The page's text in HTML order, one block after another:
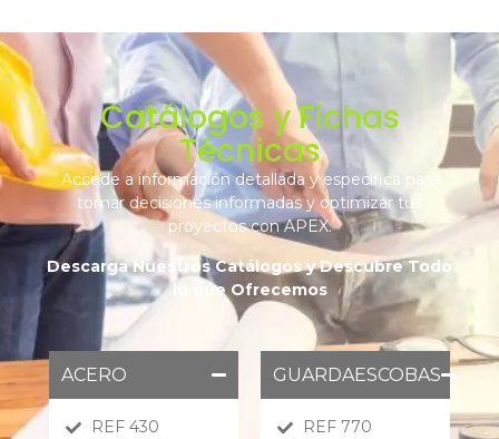
Catálogos y Fichas
Técnicas
Accede a información detallada y específica para
tomar decisiones informadas y optimizar tus
proyectos con APEX.
Descarga Nuestros Catálogos y Descubre Todo
lo que Ofrecemos
ACERO
REF 430
GUARDAESCOBAS
REF 770